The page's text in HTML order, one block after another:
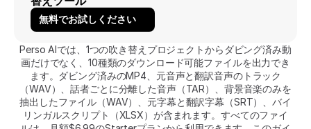
無料でお試しください
Perso AIでは、1つの吹き替えプロジェクトからダビング済み動
画だけでなく、10種類のダウンロード可能ファイルを出力でき
ます。ダビング済みのMP4、元音声と翻訳音声のトラック
（WAV）、話者ごとに分離した音声（TAR）、背景音楽のみを
抽出したファイル（WAV）、元字幕と翻訳字幕（SRT）、バイ
リンガルスクリプト（XLSX）が含まれます。すべてのファイ